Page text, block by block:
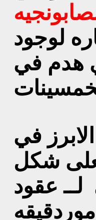
لوجود
هدم في
في
شكل
عقود